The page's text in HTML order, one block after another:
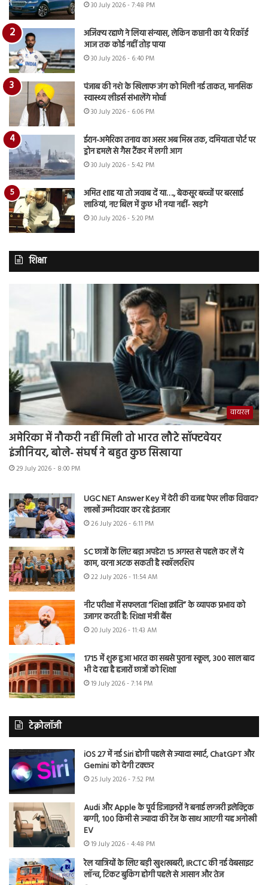
30 July 2026 - 7:48 PM
अजिंक्य रहाणे ने लिया संन्यास, लेकिन कप्तानी का ये रिकॉर्ड
आज तक कोई नहीं तोड़ पाया
30 July 2026 - 6:40 PM
पंजाब की नशे के खिलाफ जंग को मिली नई ताकत, मानसिक
स्वास्थ्य लीडर्स संभालेंगे मोर्चा
30 July 2026 - 6:06 PM
ईरान-अमेरिका तनाव का असर अब मिस्र तक, दमियाता पोर्ट पर
ड्रोन हमले से गैस टैंकर में लगी आग
30 July 2026 - 5:42 PM
अमित शाह या तो जवाब दें या…., बेकसूर बच्चों पर बरसाई
लाठियां, नए बिल में कुछ भी नया नहीं- खड़गे
30 July 2026 - 5:20 PM
शिक्षा
वायरल
अमेरिका में नौकरी नहीं मिली तो भारत लौटे सॉफ्टवेयर
इंजीनियर, बोले- संघर्ष ने बहुत कुछ सिखाया
29 July 2026 - 8:00 PM
UGC NET Answer Key में देरी की वजह पेपर लीक विवाद?
लाखों उम्मीदवार कर रहे इंतजार
26 July 2026 - 6:11 PM
SC छात्रों के लिए बड़ा अपडेट! 15 अगस्त से पहले कर लें ये
काम, वरना अटक सकती है स्कॉलरशिप
22 July 2026 - 11:54 AM
नीट परीक्षा में सफलता “शिक्षा क्रांति” के व्यापक प्रभाव को
उजागर करती है: शिक्षा मंत्री बैंस
20 July 2026 - 11:43 AM
1715 में शुरू हुआ भारत का सबसे पुराना स्कूल, 300 साल बाद
भी दे रहा है हजारों छात्रों को शिक्षा
19 July 2026 - 7:14 PM
टेक्नोलॉजी
iOS 27 में नई Siri होगी पहले से ज्यादा स्मार्ट, ChatGPT और
Gemini को देगी टक्कर
25 July 2026 - 7:52 PM
Audi और Apple के पूर्व डिजाइनरों ने बनाई लग्जरी इलेक्ट्रिक
बग्गी, 100 किमी से ज्यादा की रेंज के साथ आएगी यह अनोखी
EV
19 July 2026 - 4:48 PM
रेल यात्रियों के लिए बड़ी खुशखबरी, IRCTC की नई वेबसाइट
लॉन्च, टिकट बुकिंग होगी पहले से आसान और तेज